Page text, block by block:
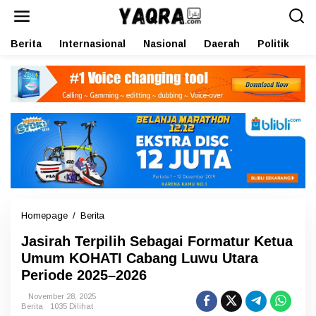
Berita Internasional Nasional Daerah Politik
Homepage / Berita
s
i
a
Jasirah Terpilih Sebagai Formatur Ketua
Umum KOHATI Cabang Luwu Utara
Periode 2025–2026
November 28, 2025
Berita
1035 Dilihat